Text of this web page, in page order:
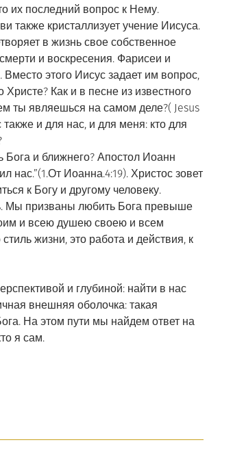
их последний вопрос к Нему.
также кристаллизует учение Иисуса.
в жизнь свое собственное
и воскресения. Фарисеи и
этого Иисус задает им вопрос,
Как и в песне из известного
ты являешься на самом деле?( Jesus
и для нас, и для меня: кто для
Бога и ближнего? Апостол Иоанн
нас.”(1.От Иоанна.4:19). Христос зовет
к Богу и другому человеку.
Мы призваны любить Бога превыше
и всею душею своею и всем
жизни, это работа и действия, к
и глубиной: найти в нас
внешняя оболочка: такая
На этом пути мы найдем ответ на
я сам.